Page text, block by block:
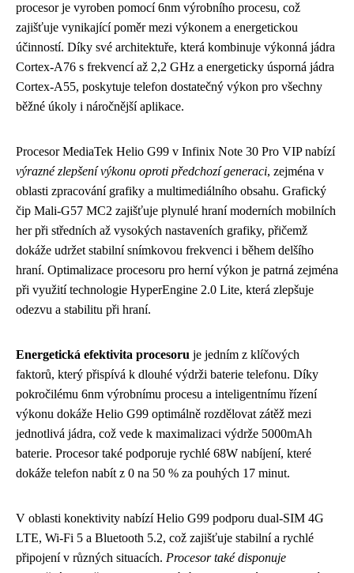
procesor je vyroben pomocí 6nm výrobního procesu, což
zajišťuje vynikající poměr mezi výkonem a energetickou
účinností. Díky své architektuře, která kombinuje výkonná jádra
Cortex-A76 s frekvencí až 2,2 GHz a energeticky úsporná jádra
Cortex-A55, poskytuje telefon dostatečný výkon pro všechny
běžné úkoly i náročnější aplikace.
Procesor MediaTek Helio G99 v Infinix Note 30 Pro VIP nabízí
výrazné zlepšení výkonu oproti předchozí generaci, zejména v
oblasti zpracování grafiky a multimediálního obsahu. Grafický
čip Mali-G57 MC2 zajišťuje plynulé hraní moderních mobilních
her při středních až vysokých nastaveních grafiky, přičemž
dokáže udržet stabilní snímkovou frekvenci i během delšího
hraní. Optimalizace procesoru pro herní výkon je patrná zejména
při využití technologie HyperEngine 2.0 Lite, která zlepšuje
odezvu a stabilitu při hraní.
Energetická efektivita procesoru je jedním z klíčových
faktorů, který přispívá k dlouhé výdrži baterie telefonu. Díky
pokročilému 6nm výrobnímu procesu a inteligentnímu řízení
výkonu dokáže Helio G99 optimálně rozdělovat zátěž mezi
jednotlivá jádra, což vede k maximalizaci výdrže 5000mAh
baterie. Procesor také podporuje rychlé 68W nabíjení, které
dokáže telefon nabít z 0 na 50 % za pouhých 17 minut.
V oblasti konektivity nabízí Helio G99 podporu dual-SIM 4G
LTE, Wi-Fi 5 a Bluetooth 5.2, což zajišťuje stabilní a rychlé
připojení v různých situacích. Procesor také disponuje